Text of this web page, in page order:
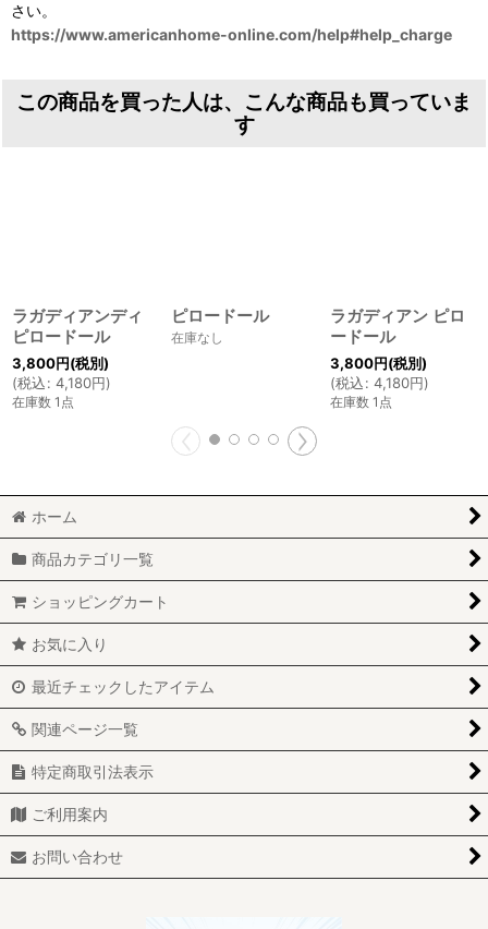
さい。
https://www.americanhome-online.com/help#help_charge
この商品を買った人は、こんな商品も買っていま
す
ラガディアンディ
ピロードール
3,800円(税別)
(税込: 4,180円)
在庫数 1点
ピロードール
在庫なし
ラガディアン ピロ
ードール
3,800円(税別)
(税込: 4,180円)
在庫数 1点
ホーム
商品カテゴリ一覧
ショッピングカート
お気に入り
最近チェックしたアイテム
関連ページ一覧
特定商取引法表示
ご利用案内
お問い合わせ